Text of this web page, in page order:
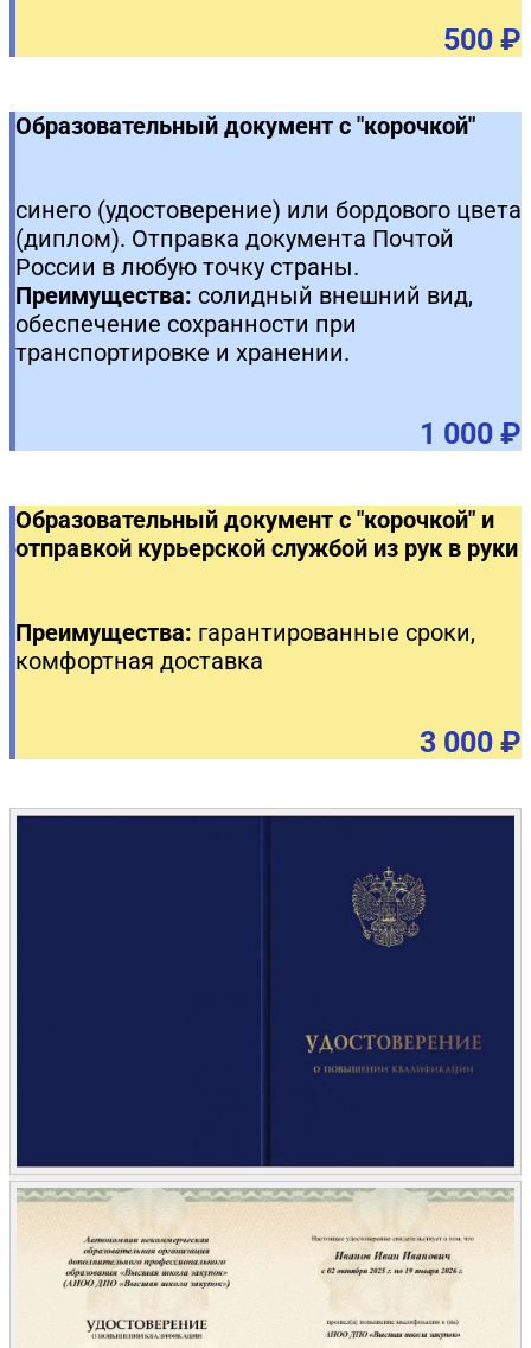
500 ₽
Образовательный документ с "корочкой"
синего (удостоверение) или бордового цвета
(диплом). Отправка документа Почтой
России в любую точку страны.
Преимущества: солидный внешний вид,
обеспечение сохранности при
транспортировке и хранении.
1 000 ₽
Образовательный документ с "корочкой" и
отправкой курьерской службой из рук в руки
Преимущества: гарантированные сроки,
комфортная доставка
3 000 ₽